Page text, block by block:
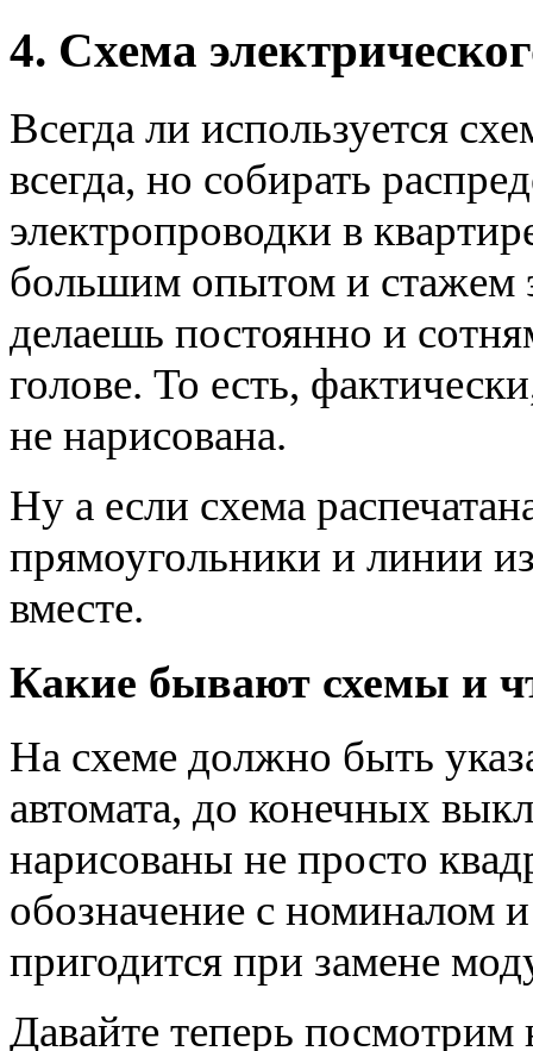
4. Схема
Всегда ли используется
всегда, но собирать
электропроводки в
большим опытом и стажем
делаешь постоянно и
голове. То есть,
не нарисована.
Ну а если схема
прямоугольники и линии
вместе.
Какие бывают схемы и
На схеме должно быть
автомата, до конечных
нарисованы не просто
обозначение с номиналом
пригодится при замене
Давайте теперь